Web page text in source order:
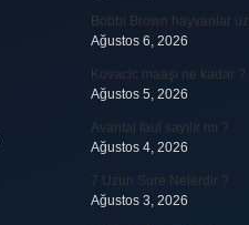
Bobbi Brown hayvanlar
Ağustos 6, 2026
Kovacic maaşı ne kadar ?
Ağustos 5, 2026
Avantaj faul sayılır mı ?
Ağustos 4, 2026
7 Uzun Sure Nelerdir ?
Ağustos 3, 2026